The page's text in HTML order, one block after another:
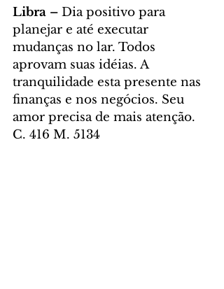
Libra – Dia positivo para
planejar e até executar
mudanças no lar. Todos
aprovam suas idéias. A
tranquilidade esta presente nas
finanças e nos negócios. Seu
amor precisa de mais atenção.
C. 416 M. 5134